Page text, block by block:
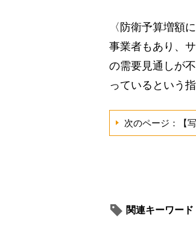
〈防衛予算増額
事業者もあり、
の需要見通しが
っているという指
次のページ：【
関連キーワード